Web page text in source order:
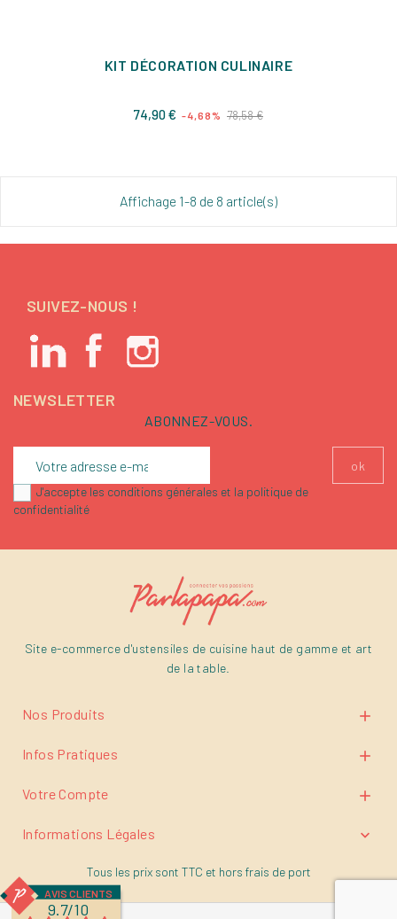
KIT DÉCORATION CULINAIRE
74,90 € Prix
-4,68% 78,58 €Prix
Affichage 1-8 de 8 article(s)
SUIVEZ-NOUS !
NEWSLETTER
ABONNEZ-VOUS.
J'accepte les conditions générales et la politique de
confidentialité
Site e-commerce d'ustensiles de cuisine haut de gamme et art
de la table.
Nos Produits 
Infos Pratiques 
Votre Compte 
Informations Légales 
AVIS CLIENTS
9.7/10
Tous les prix sont TTC et hors frais de port